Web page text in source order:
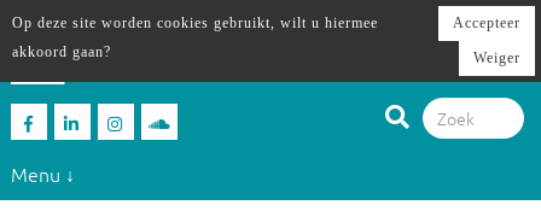
Menu ↓
Op deze site worden cookies gebruikt, wilt u hiermee
akkoord gaan?
Accepteer
Weiger